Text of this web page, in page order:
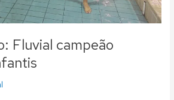
Fluvial campeão